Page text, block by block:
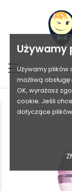
Używamy
Używamy
możliwą
OK, wyrażasz
cookie. Jeśli
dotyczące